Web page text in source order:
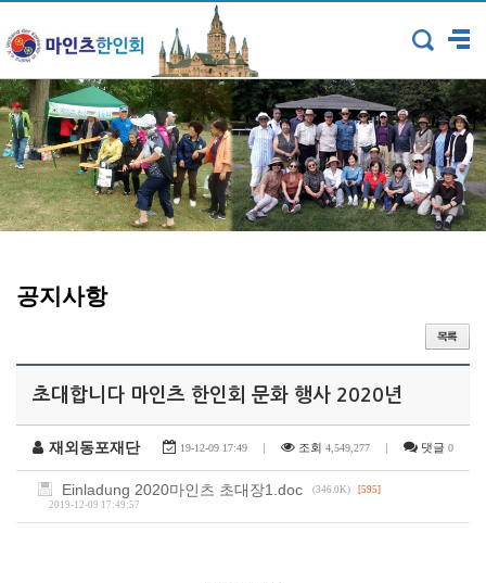
공지사항
초대합니다 마인츠 한인회 문화 행사 2020년
재외동포재단 19-12-09 17:49 조회 4,549,277 댓글 0
Einladung 2020마인츠 초대장1.doc (346.0K)
[595]
2019-12-09 17:49:57